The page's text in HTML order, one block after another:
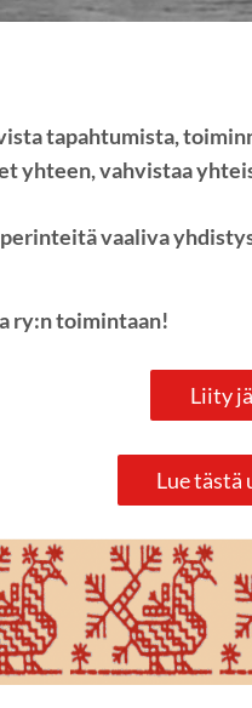
tapahtumista,
yhteen, vahvistaa
vaaliva
ry:n toimintaan!
Liity
Lue tästä